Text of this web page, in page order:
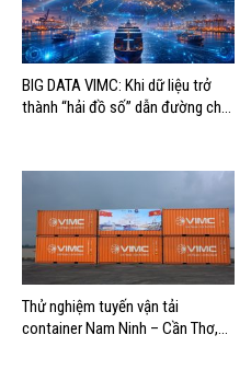
BIG DATA VIMC: Khi dữ liệu trở
thành “hải đồ số” dẫn đường cho
Thử nghiệm tuyến vận tải
container Nam Ninh – Cần Thơ,